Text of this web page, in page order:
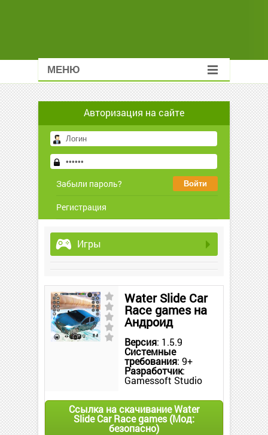
МЕНЮ
Авторизация на сайте
Забыли пароль?
Регистрация
Игры
Water Slide Car
Race games на
Андроид
Версия: 1.5.9
Системные
требования: 9+
Разработчик:
Gamessoft Studio
Ссылка на скачивание Water
Slide Car Race games (Мод:
безопасно)